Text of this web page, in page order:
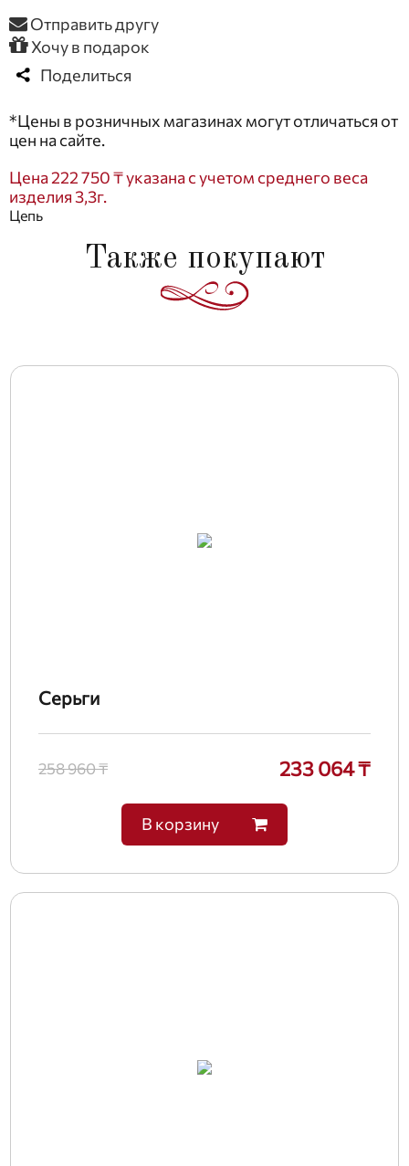
Отправить другу
Хочу в подарок
Поделиться
*Цены в розничных магазинах могут отличаться от
цен на сайте.
Цена 222 750 ₸ указана с учетом среднего веса
изделия 3,3г.
Цепь
Также покупают
Серьги
258 960 ₸ 233 064 ₸
В корзину